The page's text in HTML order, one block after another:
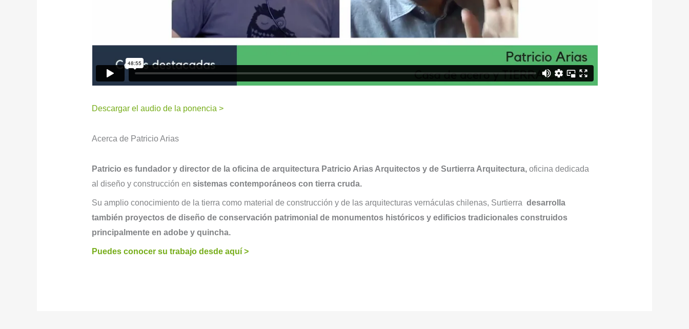
Descargar el audio de la ponencia >
Acerca de Patricio Arias
Patricio es fundador y director de la oficina de arquitectura Patricio Arias Arquitectos y de Surtierra Arquitectura, oficina dedicada
al diseño y construcción en sistemas contemporáneos con tierra cruda.
Su amplio conocimiento de la tierra como material de construcción y de las arquitecturas vernáculas chilenas, Surtierra desarrolla
también proyectos de diseño de conservación patrimonial de monumentos históricos y edificios tradicionales construidos
principalmente en adobe y quincha.
Puedes conocer su trabajo desde aquí >